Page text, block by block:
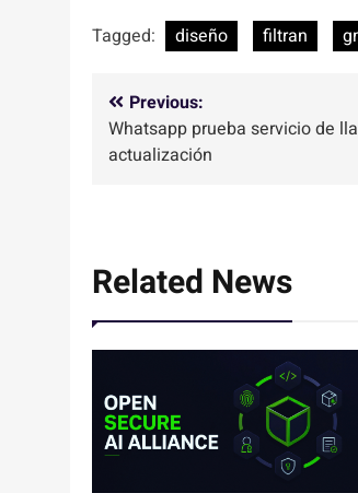
Tagged:
diseño filtran
Navegación
de
Previous:
Whatsapp prueba servicio de
actualización
Related News